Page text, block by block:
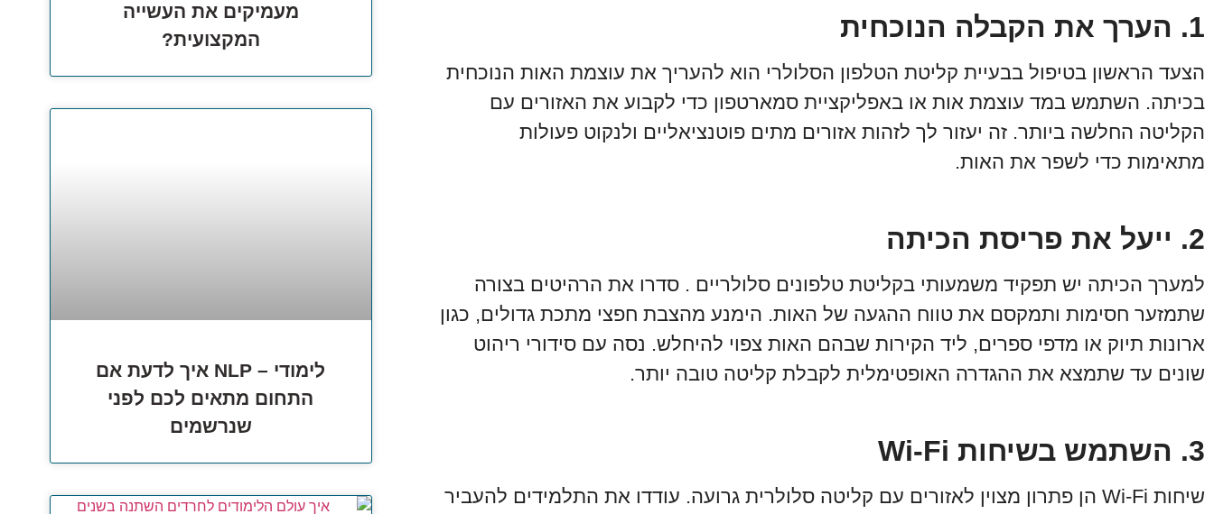
1. הערך את הקבלה הנוכחית
הצעד הראשון בטיפול בבעיית קליטת הטלפון הסלולרי הוא להעריך את עוצמת האות הנוכחית
בכיתה. השתמש במד עוצמת אות או באפליקציית סמארטפון כדי לקבוע את האזורים עם
הקליטה החלשה ביותר. זה יעזור לך לזהות אזורים מתים פוטנציאליים ולנקוט פעולות
מתאימות כדי לשפר את האות.
2. ייעל את פריסת הכיתה
למערך הכיתה יש תפקיד משמעותי בקליטת טלפונים סלולריים . סדרו את הרהיטים בצורה
שתמזער חסימות ותמקסם את טווח ההגעה של האות. הימנע מהצבת חפצי מתכת גדולים, כגון
ארונות תיוק או מדפי ספרים, ליד הקירות שבהם האות צפוי להיחלש. נסה עם סידורי ריהוט
שונים עד שתמצא את ההגדרה האופטימלית לקבלת קליטה טובה יותר.
3. השתמש בשיחות Wi-Fi
שיחות Wi-Fi הן פתרון מצוין לאזורים עם קליטה סלולרית גרועה. עודדו את התלמידים להעביר
מעמיקים את העשייה
המקצועית?
לימודי – NLP איך לדעת אם
התחום מתאים לכם לפני
שנרשמים